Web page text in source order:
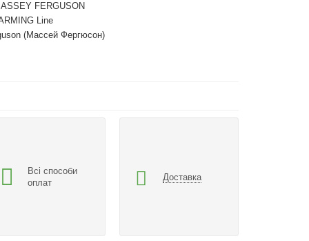
FERGUSON
Line
(Массей Фергюсон)
Всі способи
оплат
Доставка